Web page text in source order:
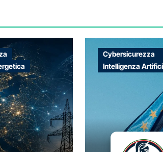
Cybersicurezza
Intelligenza